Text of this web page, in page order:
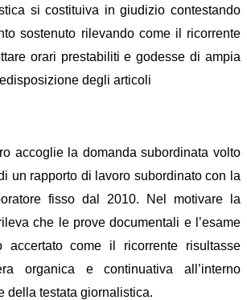
si costituiva in giudizio contestando
sostenuto rilevando come il ricorrente
orari prestabiliti e godesse di ampia
degli articoli
accoglie la domanda subordinata volto
un rapporto di lavoro subordinato con la
fisso dal 2010. Nel motivare la
che le prove documentali e l’esame
accertato come il ricorrente risultasse
organica e continuativa all’interno
della testata giornalistica.